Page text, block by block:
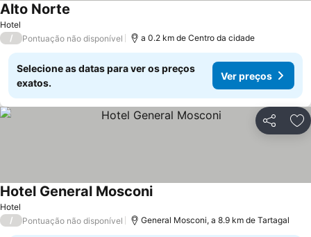
Hotel
Alto Norte
/ Pontuação não disponível a 0.2 km de Centro da cidade
Selecione as datas para ver os preços
exatos.
Ver preços
Partilhar
Hotel
Hotel General Mosconi
/ Pontuação não disponível General Mosconi, a 8.9 km de Tartagal